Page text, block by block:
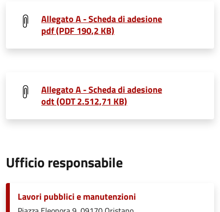
Allegato A - Scheda di adesione
pdf (PDF 190,2 KB)
Allegato A - Scheda di adesione
odt (ODT 2.512,71 KB)
Ufficio responsabile
Lavori pubblici e manutenzioni